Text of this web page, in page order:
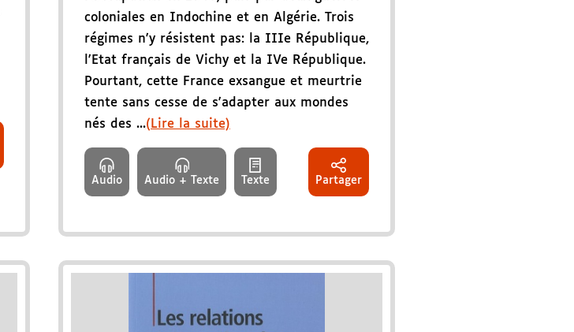
coloniales en Indochine et en Algérie. Trois
régimes n'y résistent pas: la IIIe République,
l'Etat français de Vichy et la IVe République.
Pourtant, cette France exsangue et meurtrie
tente sans cesse de s'adapter aux mondes
nés des ...(Lire la suite)
Audio Audio + Texte Texte Partager